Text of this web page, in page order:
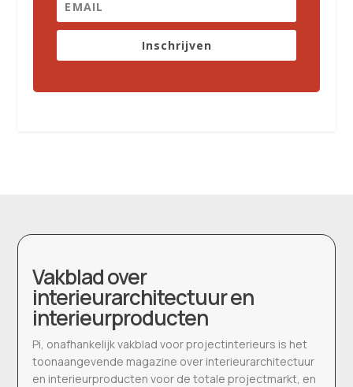
Inschrijven
Vakblad over
interieurarchitectuur en
interieurproducten
Pi, onafhankelijk vakblad voor projectinterieurs is het
toonaangevende magazine over interieurarchitectuur
en interieurproducten voor de totale projectmarkt, en